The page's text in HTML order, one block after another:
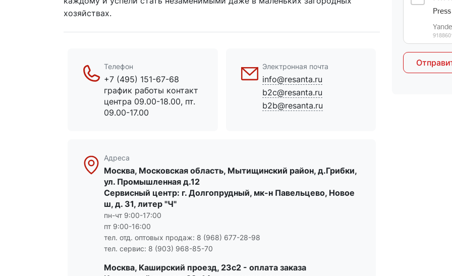
хозяйствах.
Телефон
+7 (495) 151-67-68
график работы контакт
центра 09.00-18.00, пт.
09.00-17.00
Электронная почта
info@resanta.ru
b2c@resanta.ru
b2b@resanta.ru
Адреса
Москва, Московская область, Мытищинский район, д.Грибки,
ул. Промышленная д.12
Сервисный центр: г. Долгопрудный, мк-н Павельцево, Новое
ш, д. 31, литер "Ч"
пн-чт 9:00-17:00
пт 9:00-16:00
тел. отд. оптовых продаж: 8 (968) 677-28-98
тел. сервис: 8 (903) 968-85-70
Москва, Каширский проезд, 23с2 - оплата заказа